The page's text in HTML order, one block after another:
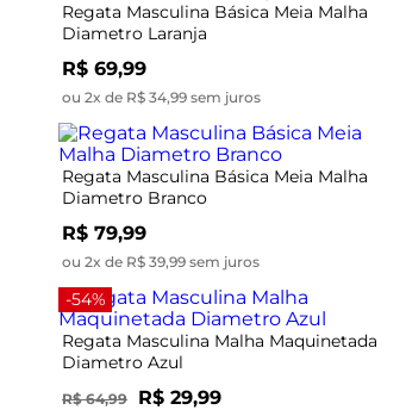
Regata Masculina Básica Meia Malha
Diametro Laranja
R$ 69,99
ou 2x de R$ 34,99 sem juros
Regata Masculina Básica Meia Malha
Diametro Branco
R$ 79,99
ou 2x de R$ 39,99 sem juros
-54%
Regata Masculina Malha Maquinetada
Diametro Azul
R$ 64,99 R$ 29,99